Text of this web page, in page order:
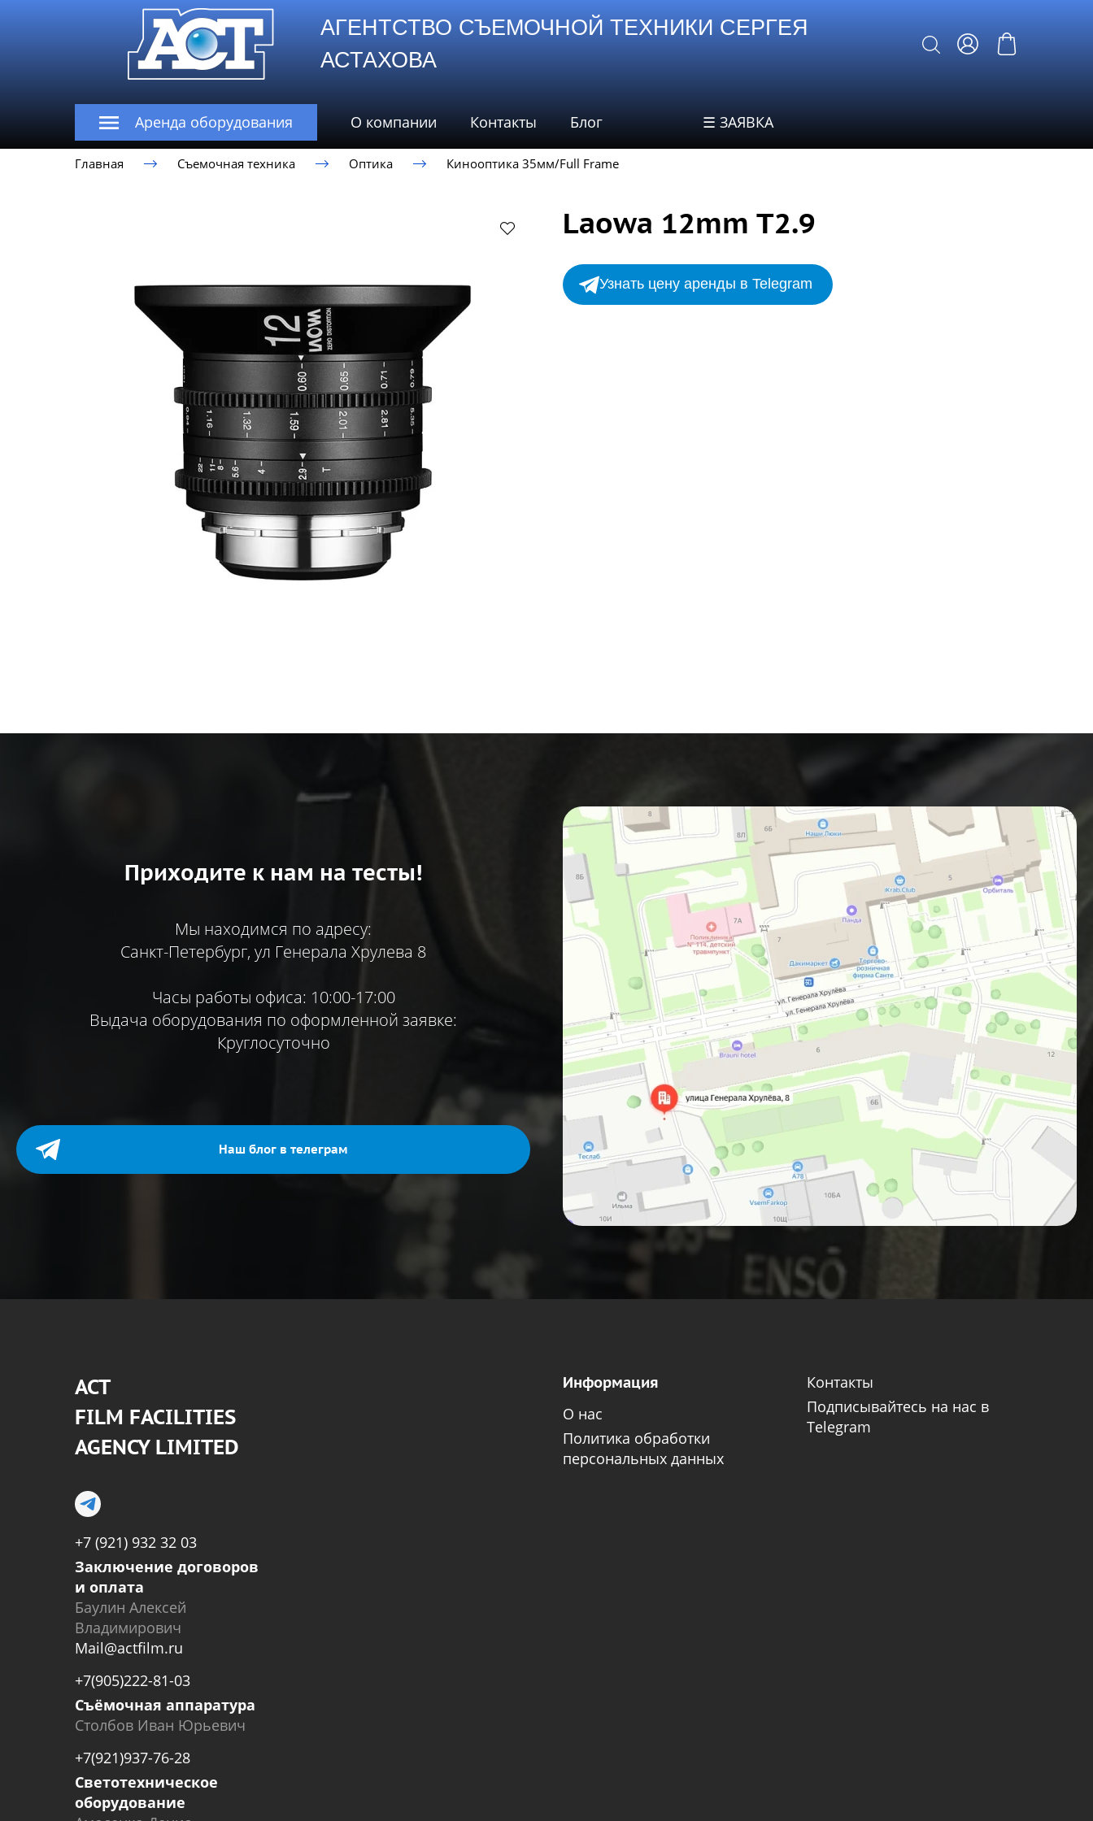
АГЕНТСТВО СЪЕМОЧНОЙ ТЕХНИКИ СЕРГЕЯ
АСТАХОВА
Аренда оборудования О компании Контакты Блог ☰ ЗАЯВКА
Главная Съемочная техника Оптика Кинооптика 35мм/Full Frame
Laowa 12mm T2.9
Узнать цену аренды в Telegram
Приходите к нам на тесты!
Мы находимся по адресу:
Санкт-Петербург, ул Генерала Хрулева 8
Часы работы офиса: 10:00-17:00
Выдача оборудования по оформленной заявке:
Круглосуточно
Наш блог в телеграм
АСТ
FILM FACILITIES
AGENCY LIMITED
+7 (921) 932 32 03
Заключение договоров
и оплата
Баулин Алексей
Владимирович
Mail@actfilm.ru
+7(905)222-81-03
Съёмочная аппаратура
Столбов Иван Юрьевич
+7(921)937-76-28
Светотехническое
оборудование
Информация
О нас
Политика обработки
персональных данных
Контакты
Подписывайтесь на нас в
Telegram